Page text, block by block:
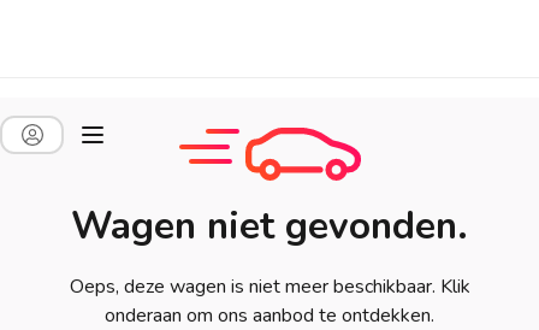
Wagen niet gevonden.
Oeps, deze wagen is niet meer beschikbaar. Klik
onderaan om ons aanbod te ontdekken.